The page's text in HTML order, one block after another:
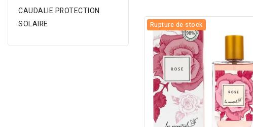
CAUDALIE PROTECTION
SOLAIRE
cutanée et le confort
articulaire.
Rupture de stock